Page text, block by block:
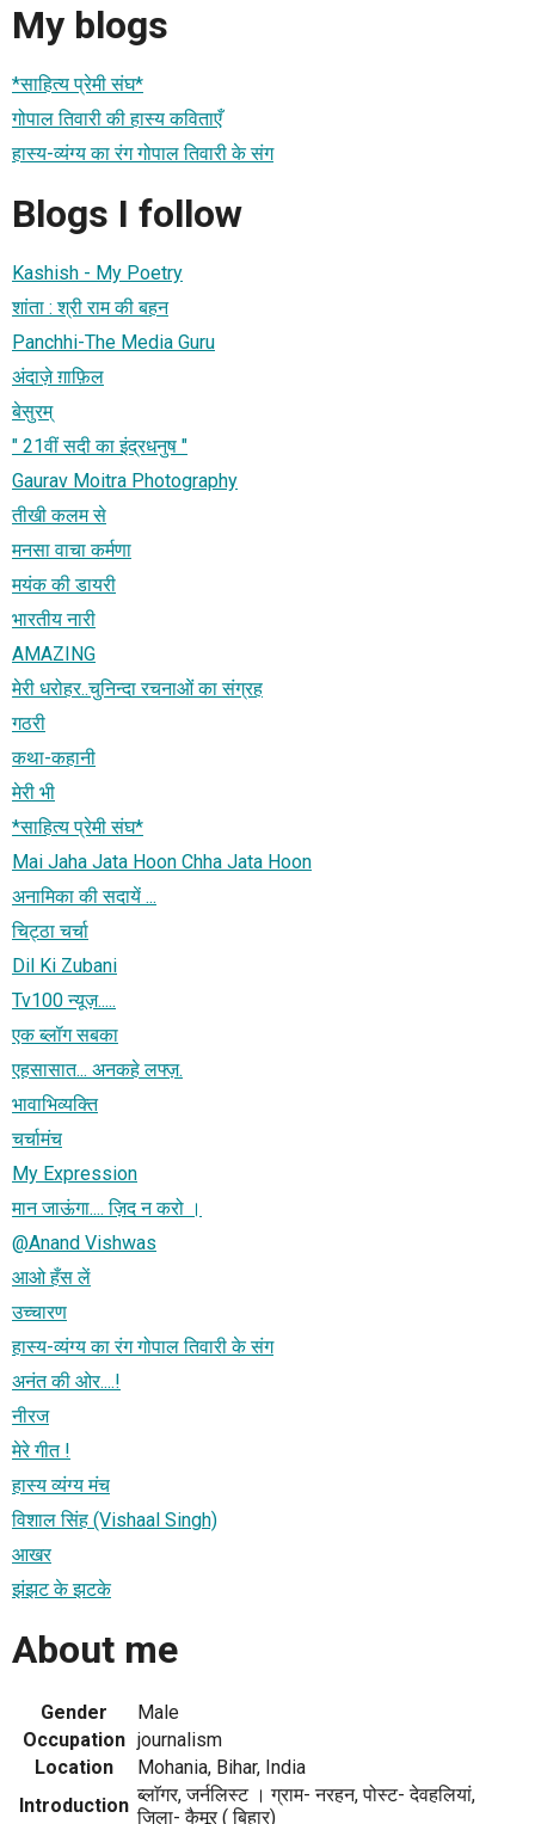
My blogs
*साहित्य प्रेमी संघ*
गोपाल तिवारी की हास्य कविताएँ
हास्य-व्यंग्य का रंग गोपाल तिवारी के संग
Blogs I follow
Kashish - My Poetry
शांता : श्री राम की बहन
Panchhi-The Media Guru
अंदाज़े ग़ाफ़िल
बेसुरम्‌
" 21वीं सदी का इंद्रधनुष "
Gaurav Moitra Photography
तीखी कलम से
मनसा वाचा कर्मणा
मयंक की डायरी
भारतीय नारी
AMAZING
मेरी धरोहर..चुनिन्दा रचनाओं का संग्रह
गठरी
कथा-कहानी
मेरी भी
*साहित्य प्रेमी संघ*
Mai Jaha Jata Hoon Chha Jata Hoon
अनामिका की सदायें ...
चिट्ठा चर्चा
Dil Ki Zubani
Tv100 न्यूज़.....
एक ब्लॉग सबका
एहसासात... अनकहे लफ्ज़.
भावाभिव्यक्ति
चर्चामंच
My Expression
मान जाऊंगा.... ज़िद न करो ।
@Anand Vishwas
आओ हँस लें
उच्चारण
हास्य-व्यंग्य का रंग गोपाल तिवारी के संग
अनंत की ओर....!
नीरज
मेरे गीत !
हास्य व्यंग्य मंच
विशाल सिंह (Vishaal Singh)
आखर
झंझट के झटके
About me
Gender
Male
Occupation journalism
Location
Mohania, Bihar, India
Introduction ब्लाॅगर, जर्नलिस्ट । ग्राम- नरहन, पोस्ट- देवहलियां,
जिला- कैमूर ( बिहार)